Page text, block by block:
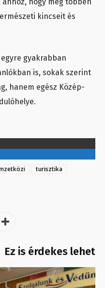
hogy még többen
kincseit és
gyakrabban
is, sokak szerint
hanem egész Közép-
turisztika
Ez is érdekes lehet